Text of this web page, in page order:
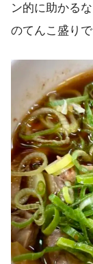
ン的に助かる
のてんこ盛り